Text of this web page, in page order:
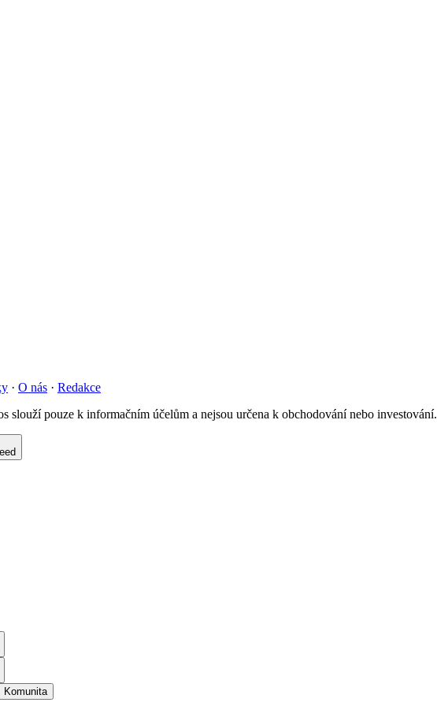
· O nás · Redakce
slouží pouze k informačním účelům a nejsou určena k obchodování nebo investování.
Komunita